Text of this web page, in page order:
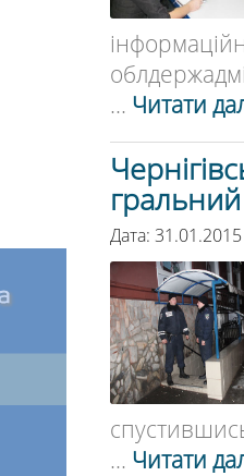
... Читати
Дата:
... Читати